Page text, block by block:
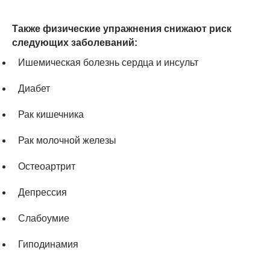
Также физические упражнения снижают риск
следующих заболеваний:
Ишемическая болезнь сердца и инсульт
Диабет
Рак кишечника
Рак молочной железы
Остеоартрит
Депрессия
Слабоумие
Гиподинамия